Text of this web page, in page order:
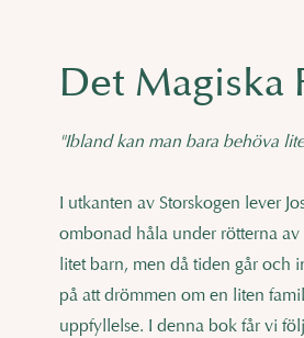
Det Magiska
"Ibland kan man bara behöva
I utkanten av Storskogen lever
ombonad håla under rötterna av
litet barn, men då tiden går och
på att drömmen om en liten
uppfyllelse. I denna bok får vi